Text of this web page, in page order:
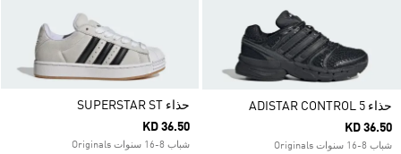
حذاء ADISTAR CONTROL 5
KD 36.50
شباب 8-16 سنوات Originals
حذاء SUPERSTAR ST
KD 36.50
شباب 8-16 سنوات Originals